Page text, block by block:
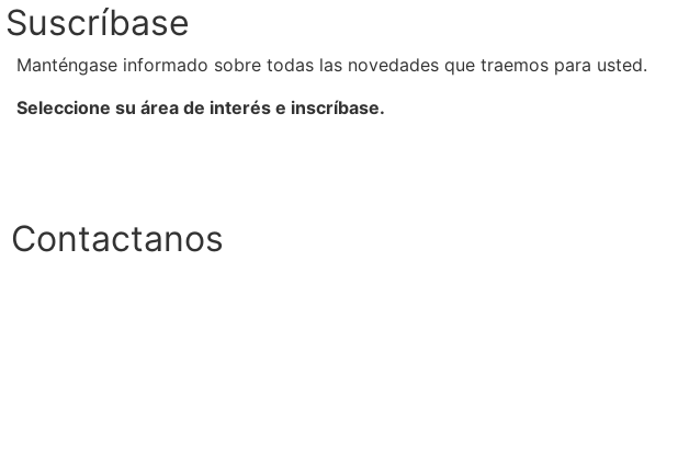
Suscríbase
Manténgase informado sobre todas las novedades que traemos para usted.
Seleccione su área de interés e inscríbase.
Contactanos